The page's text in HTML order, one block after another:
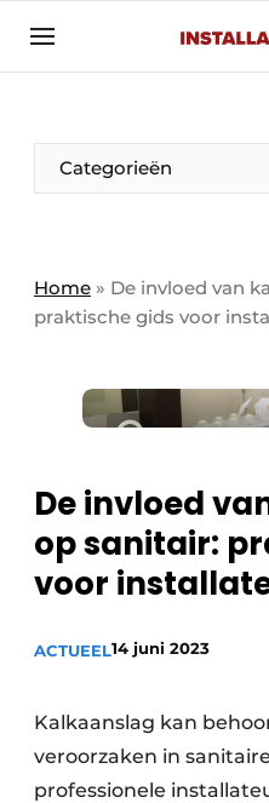
Aanmelden
Banner overzicht
Bedrijven
Contact
Evenement
Meest gelezen
Podcasts
Privacy / Cookie
Vacature aanmelden
Video’s
Categorieën
Panelgesprek
HVAC
Sanitair
Brandbeveiliging
Ventilatie
Home » De invloed van
praktische gids voor
De invloed
op sanitair:
voor
ACTUEEL14 juni 2023
Kalkaanslag kan
veroorzaken in
professionele